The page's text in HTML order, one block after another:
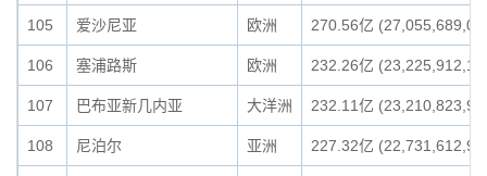
105 爱沙尼亚 欧洲 270.56亿
106 塞浦路斯 欧洲 232.26亿
107 巴布亚新几内亚 大洋洲 232.11亿
108 尼泊尔 亚洲 227.32亿